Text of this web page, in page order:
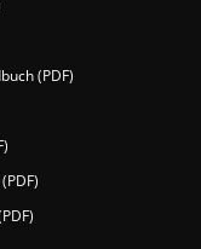
(PDF)